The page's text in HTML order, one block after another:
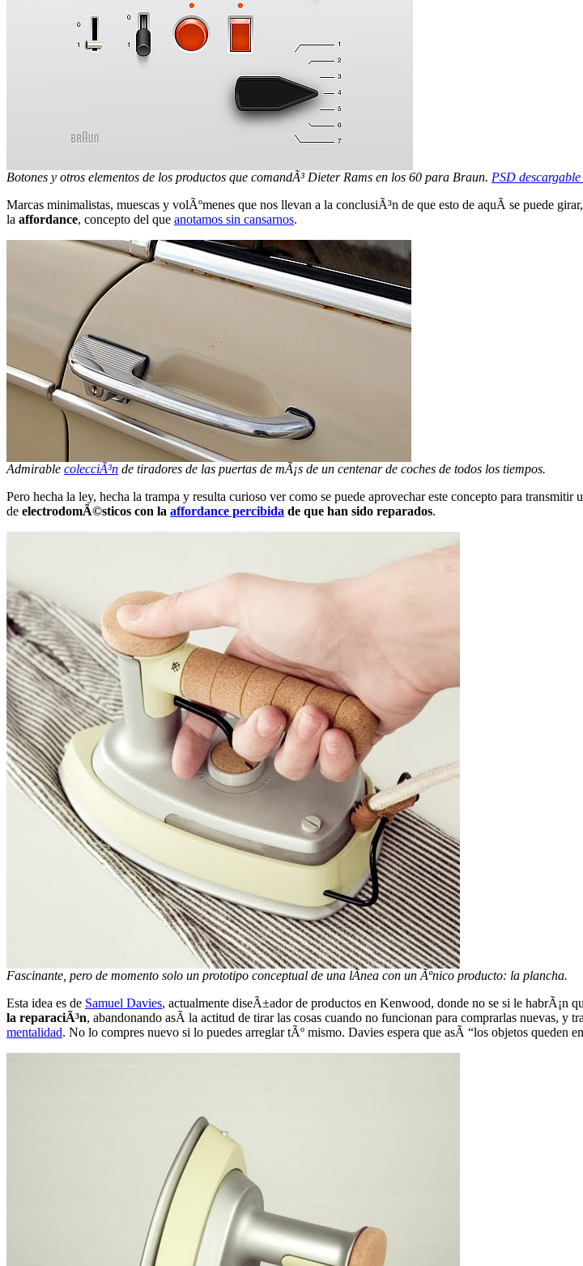
Botones y otros elementos de los productos que comandÃ³ Dieter Rams en los 60 para Braun. PSD
Marcas minimalistas, muescas y volÃºmenes que nos llevan a la conclusiÃ³n de que esto de aquÃ­ se puede
la affordance, concepto del que anotamos sin cansarnos.
Admirable colecciÃ³n de tiradores de las puertas de mÃ¡s de un centenar de coches de todos los tiempos.
Pero hecha la ley, hecha la trampa y resulta curioso ver como se puede aprovechar este concepto para
de electrodomÃ©sticos con la affordance percibida de que han sido reparados.
Fascinante, pero de momento solo un prototipo conceptual de una lÃ­nea con un Ãºnico producto: la plancha.
Esta idea es de Samuel Davies, actualmente diseÃ±ador de productos en Kenwood, donde no se si le habrÃ¡n
la reparaciÃ³n, abandonando asÃ­ la actitud de tirar las cosas cuando no funcionan para comprarlas nuevas, y
mentalidad. No lo compres nuevo si lo puedes arreglar tÃº mismo. Davies espera que asÃ­ “los objetos queden